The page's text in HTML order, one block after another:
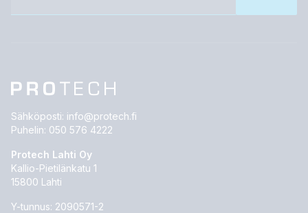
Sähköposti: info@protech.fi
Puhelin: 050 576 4222
Protech Lahti Oy
Kallio-Pietilänkatu 1
15800 Lahti
Y-tunnus: 2090571-2